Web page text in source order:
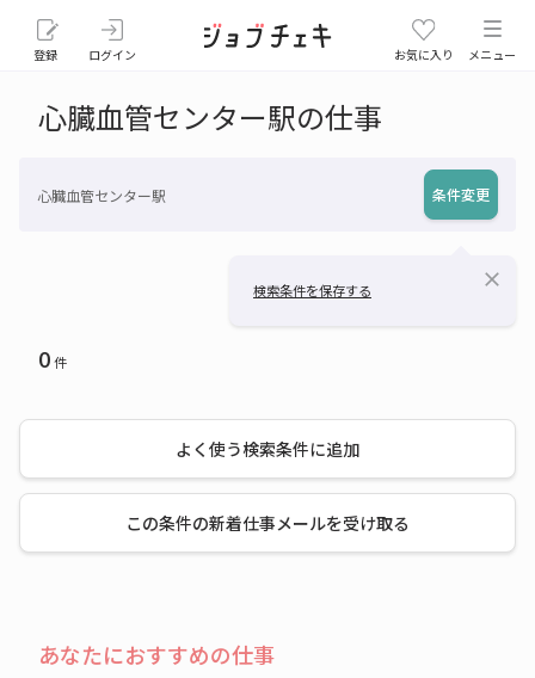
登録 ログイン お気に入り メニュー
心臓血管センター駅の仕事
心臓血管センター駅 条件変更
検索条件を保存する close
0件
よく使う検索条件に追加
この条件の新着仕事メールを受け取る
あなたにおすすめの仕事